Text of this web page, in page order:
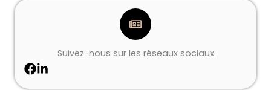
Suivez-nous sur les réseaux sociaux